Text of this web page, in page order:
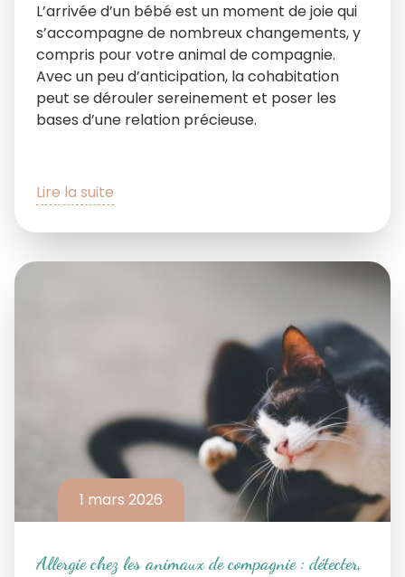
L’arrivée d’un bébé est un moment de joie qui
s’accompagne de nombreux changements, y
compris pour votre animal de compagnie.
Avec un peu d’anticipation, la cohabitation
peut se dérouler sereinement et poser les
bases d’une relation précieuse.
Lire la suite
1 mars 2026
Allergie chez les animaux de compagnie : détecter,